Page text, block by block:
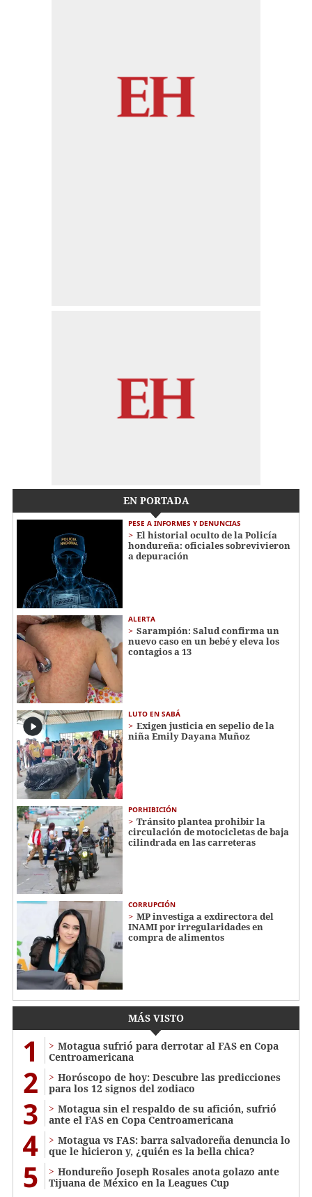
EN PORTADA
PESE A INFORMES Y DENUNCIAS
El historial oculto de la Policía
hondureña: oficiales sobrevivieron
a depuración
ALERTA
Sarampión: Salud confirma un
nuevo caso en un bebé y eleva los
contagios a 13
LUTO EN SABÁ
Exigen justicia en sepelio de la
niña Emily Dayana Muñoz
PORHIBICIÓN
Tránsito plantea prohibir la
circulación de motocicletas de baja
cilindrada en las carreteras
CORRUPCIÓN
MP investiga a exdirectora del
INAMI por irregularidades en
compra de alimentos
MÁS VISTO
1
Motagua sufrió para derrotar al FAS en Copa
Centroamericana
2
Horóscopo de hoy: Descubre las predicciones
para los 12 signos del zodiaco
3
Motagua sin el respaldo de su afición, sufrió
ante el FAS en Copa Centroamericana
4
Motagua vs FAS: barra salvadoreña denuncia lo
que le hicieron y, ¿quién es la bella chica?
5
Hondureño Joseph Rosales anota golazo ante
Tijuana de México en la Leagues Cup